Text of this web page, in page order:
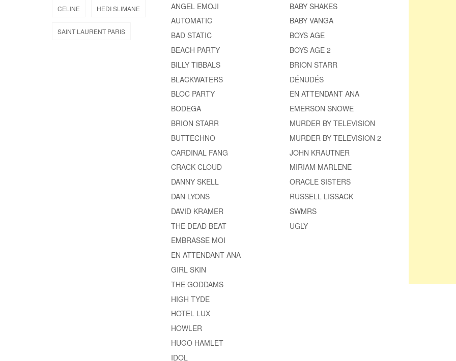
CELINE HEDI SLIMANE
SAINT LAURENT PARIS
ANGEL EMOJI
AUTOMATIC
BAD STATIC
BEACH PARTY
BILLY TIBBALS
BLACKWATERS
BLOC PARTY
BODEGA
BRION STARR
BUTTECHNO
CARDINAL FANG
CRACK CLOUD
DANNY SKELL
DAN LYONS
DAVID KRAMER
THE DEAD BEAT
EMBRASSE MOI
EN ATTENDANT ANA
GIRL SKIN
THE GODDAMS
HIGH TYDE
HOTEL LUX
HOWLER
HUGO HAMLET
IDOL
BABY SHAKES
BABY VANGA
BOYS AGE
BOYS AGE 2
BRION STARR
DÉNUDÉS
EN ATTENDANT ANA
EMERSON SNOWE
MURDER BY TELEVISION
MURDER BY TELEVISION 2
JOHN KRAUTNER
MIRIAM MARLENE
ORACLE SISTERS
RUSSELL LISSACK
SWMRS
UGLY